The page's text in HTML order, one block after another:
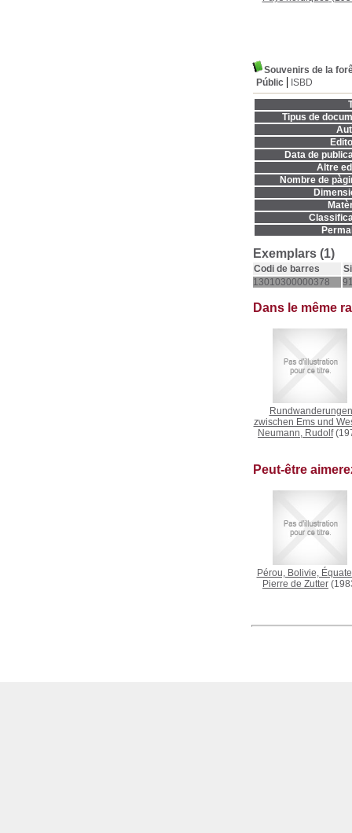
Souvenirs de la
Públic
ISBD
Tipus de
Data de
Altre
Nombre de
Exemplars (1)
Codi de barres
13010300000378
Dans le même
Rundwanderungen
zwischen Ems und
Neumann, Rudolf
Peut-être
Pérou, Bolivie,
Pierre de Zutter